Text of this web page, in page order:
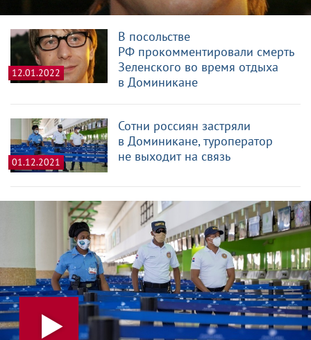
12.01.2022
В посольстве
РФ прокомментировали смерть
Зеленского во время отдыха
в Доминикане
01.12.2021
Сотни россиян застряли
в Доминикане, туроператор
не выходит на связь